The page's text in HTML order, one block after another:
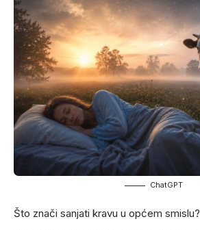
ChatGPT
Što znači sanjati kravu u općem smislu?